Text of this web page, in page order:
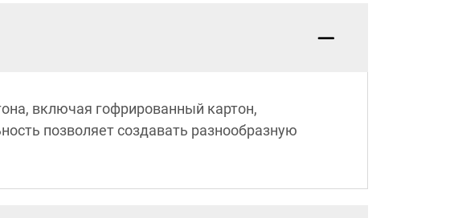
включая гофрированный картон,
позволяет создавать разнообразную